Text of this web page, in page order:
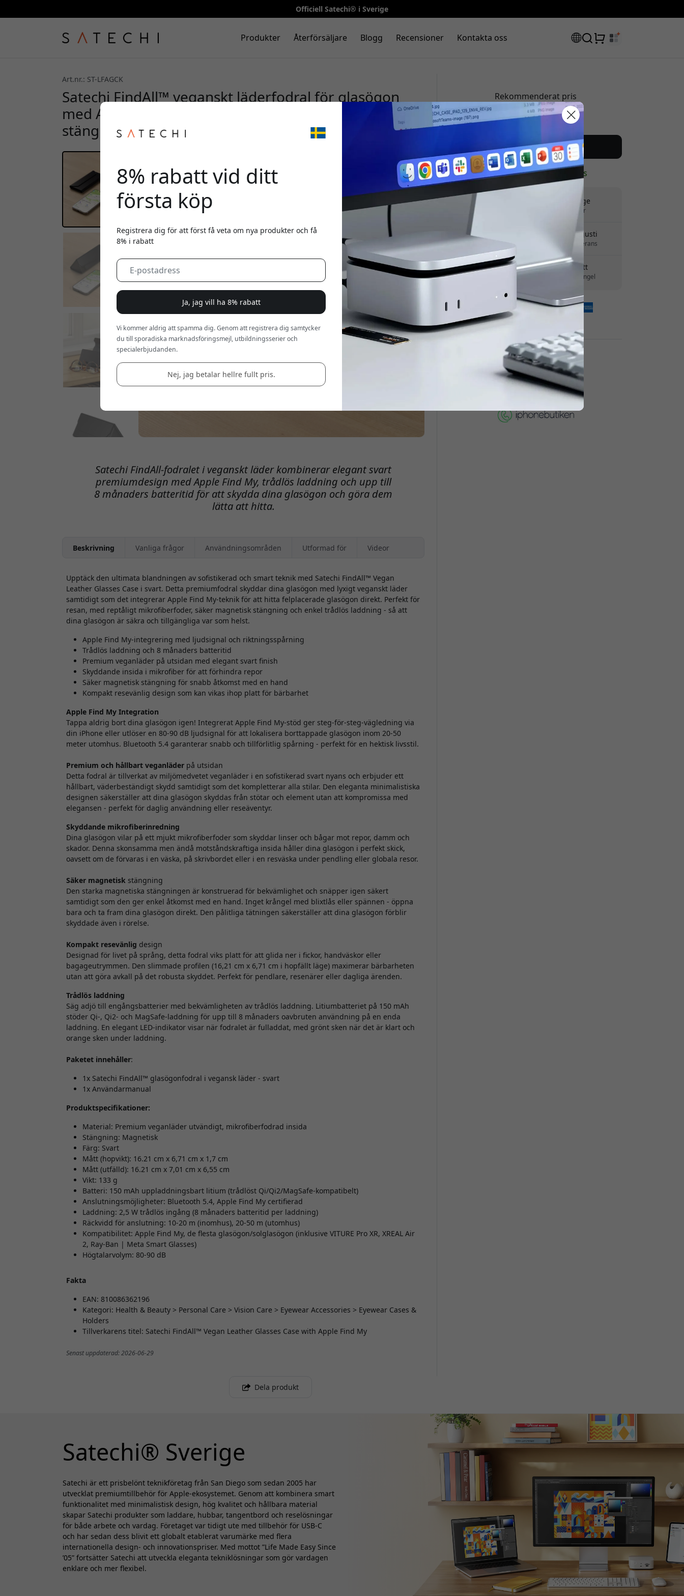
Officiell Satechi® i Sverige
Produkter Återförsäljare Blogg Recensioner Kontakta oss
Art.nr.: ST-LFAGCK
Satechi FindAll™ veganskt läderfodral för glasögon
med Apple Find My, trådlös laddning och magnetisk
stängning - Svart
Satechi FindAll-fodralet i veganskt läder kombinerar elegant svart
premiumdesign med Apple Find My, trådlös laddning och upp till
8 månaders batteritid för att skydda dina glasögon och göra dem
lätta att hitta.
Beskrivning Vanliga frågor Användningsområden Utformad för Videor
Upptäck den ultimata blandningen av sofistikerad och smart teknik med Satechi FindAll™ Vegan
Leather Glasses Case i svart. Detta premiumfodral skyddar dina glasögon med lyxigt veganskt läder
samtidigt som det integrerar Apple Find My-teknik för att hitta felplacerade glasögon direkt. Perfekt för
resan, med reptåligt mikrofiberfoder, säker magnetisk stängning och enkel trådlös laddning - så att
dina glasögon är säkra och tillgängliga var som helst.
Apple Find My-integrering med ljudsignal och riktningsspårning
Trådlös laddning och 8 månaders batteritid
Premium veganläder på utsidan med elegant svart finish
Skyddande insida i mikrofiber för att förhindra repor
Säker magnetisk stängning för snabb åtkomst med en hand
Kompakt resevänlig design som kan vikas ihop platt för bärbarhet
Apple Find My Integration
Tappa aldrig bort dina glasögon igen! Integrerat Apple Find My-stöd ger steg-för-steg-vägledning via
din iPhone eller utlöser en 80-90 dB ljudsignal för att lokalisera borttappade glasögon inom 20-50
meter utomhus. Bluetooth 5.4 garanterar snabb och tillförlitlig spårning - perfekt för en hektisk livsstil.
Premium och hållbart veganläder på utsidan
Detta fodral är tillverkat av miljömedvetet veganläder i en sofistikerad svart nyans och erbjuder ett
hållbart, väderbeständigt skydd samtidigt som det kompletterar alla stilar. Den eleganta minimalistiska
designen säkerställer att dina glasögon skyddas från stötar och element utan att kompromissa med
elegansen - perfekt för daglig användning eller reseäventyr.
Skyddande mikrofiberinredning
Dina glasögon vilar på ett mjukt mikrofiberfoder som skyddar linser och bågar mot repor, damm och
skador. Denna skonsamma men ändå motståndskraftiga insida håller dina glasögon i perfekt skick,
oavsett om de förvaras i en väska, på skrivbordet eller i en resväska under pendling eller globala resor.
Säker magnetisk stängning
Den starka magnetiska stängningen är konstruerad för bekvämlighet och snäpper igen säkert
samtidigt som den ger enkel åtkomst med en hand. Inget krångel med blixtlås eller spännen - öppna
bara och ta fram dina glasögon direkt. Den pålitliga tätningen säkerställer att dina glasögon förblir
skyddade även i rörelse.
Kompakt resevänlig design
Designad för livet på språng, detta fodral viks platt för att glida ner i fickor, handväskor eller
bagageutrymmen. Den slimmade profilen (16,21 cm x 6,71 cm i hopfällt läge) maximerar bärbarheten
utan att göra avkall på det robusta skyddet. Perfekt för pendlare, resenärer eller dagliga ärenden.
Trådlös laddning
Säg adjö till engångsbatterier med bekvämligheten av trådlös laddning. Litiumbatteriet på 150 mAh
stöder Qi-, Qi2- och MagSafe-laddning för upp till 8 månaders oavbruten användning på en enda
laddning. En elegant LED-indikator visar när fodralet är fulladdat, med grönt sken när det är klart och
orange sken under laddning.
Paketet innehåller:
1x Satechi FindAll™ glasögonfodral i vegansk läder - svart
1x Användarmanual
Produktspecifikationer:
Material: Premium veganläder utvändigt, mikrofiberfodrad insida
Stängning: Magnetisk
Färg: Svart
Mått (hopvikt): 16.21 cm x 6,71 cm x 1,7 cm
Mått (utfälld): 16.21 cm x 7,01 cm x 6,55 cm
Vikt: 133 g
Batteri: 150 mAh uppladdningsbart litium (trådlöst Qi/Qi2/MagSafe-kompatibelt)
Anslutningsmöjligheter: Bluetooth 5.4, Apple Find My certifierad
Laddning: 2,5 W trådlös ingång (8 månaders batteritid per laddning)
Räckvidd för anslutning: 10-20 m (inomhus), 20-50 m (utomhus)
Kompatibilitet: Apple Find My, de flesta glasögon/solglasögon (inklusive VITURE Pro XR, XREAL Air
2, Ray-Ban | Meta Smart Glasses)
Högtalarvolym: 80-90 dB
Fakta
EAN: 810086362196
Kategori: Health & Beauty > Personal Care > Vision Care > Eyewear Accessories > Eyewear Cases &
Holders
Tillverkarens titel: Satechi FindAll™ Vegan Leather Glasses Case with Apple Find My
Senast uppdaterad: 2026-06-29
Rekommenderat pris
549 SEK
Köp nu
I lager - redo att skickas
Fri frakt i Sverige
Inga dolda avgifter
Leverans 10-12 augusti
Snabb och spårbar leverans
30 dagars returrätt
Enkel retur - inget krångel
Säkra betalningar med kryptering
Återförsäljare:
Dela produkt
Satechi® Sverige
Satechi är ett prisbelönt teknikföretag från San Diego som sedan 2005 har
utvecklat premiumtillbehör för Apple-ekosystemet. Genom att kombinera smart
funktionalitet med minimalistisk design, hög kvalitet och hållbara material
skapar Satechi produkter som laddare, hubbar, tangentbord och reselösningar
för både arbete och vardag. Företaget var tidigt ute med tillbehör för USB-C
och har sedan dess blivit ett globalt etablerat varumärke med flera
internationella design- och innovationspriser. Med mottot ”Life Made Easy Since
’05” fortsätter Satechi att utveckla eleganta tekniklösningar som gör vardagen
enklare och mer flexibel.
8% rabatt vid ditt
första köp
Registrera dig för att först få veta om nya produkter och få
8% i rabatt
Ja, jag vill ha 8% rabatt
Vi kommer aldrig att spamma dig. Genom att registrera dig samtycker
du till sporadiska marknadsföringsmejl, utbildningsserier och
specialerbjudanden.
Nej, jag betalar hellre fullt pris.
🎉 Din rabattkod:
Använd denna kod i kassan för att få 8% rabatt.